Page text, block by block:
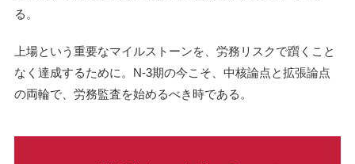
る。
上場という重要なマイルストーンを、労務リスクで躓くこと
なく達成するために。N-3期の今こそ、中核論点と拡張論点
の両輪で、労務監査を始めるべき時である。